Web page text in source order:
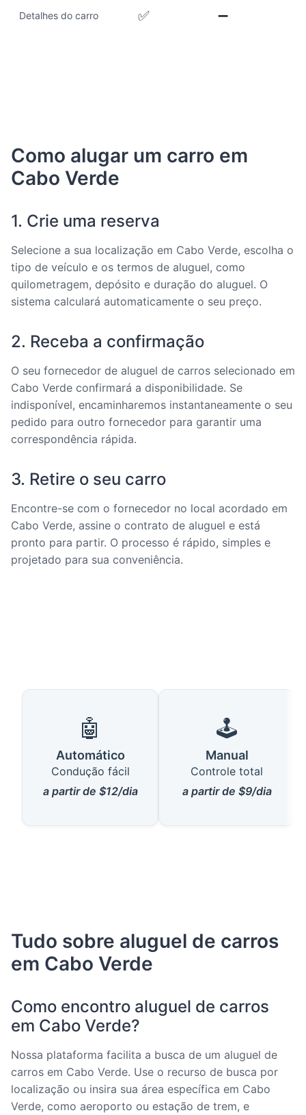
Detalhes do carro ✅ ➖
Como alugar um carro em
Cabo Verde
1. Crie uma reserva
Selecione a sua localização em Cabo Verde, escolha o
tipo de veículo e os termos de aluguel, como
quilometragem, depósito e duração do aluguel. O
sistema calculará automaticamente o seu preço.
2. Receba a confirmação
O seu fornecedor de aluguel de carros selecionado em
Cabo Verde confirmará a disponibilidade. Se
indisponível, encaminharemos instantaneamente o seu
pedido para outro fornecedor para garantir uma
correspondência rápida.
3. Retire o seu carro
Encontre-se com o fornecedor no local acordado em
Cabo Verde, assine o contrato de aluguel e está
pronto para partir. O processo é rápido, simples e
projetado para sua conveniência.
🤖
Automático
Condução fácil
a partir de $12/dia
🕹️
Manual
Controle total
a partir de $9/dia
Tudo sobre aluguel de carros
em Cabo Verde
Como encontro aluguel de carros
em Cabo Verde?
Nossa plataforma facilita a busca de um aluguel de
carros em Cabo Verde. Use o recurso de busca por
localização ou insira sua área específica em Cabo
Verde, como aeroporto ou estação de trem, e